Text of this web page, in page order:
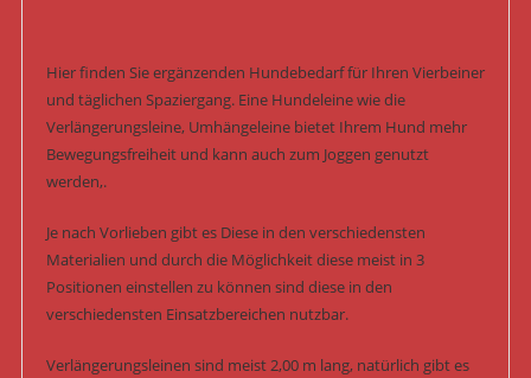
Hier finden Sie ergänzenden Hundebedarf für Ihren Vierbeiner
und täglichen Spaziergang. Eine Hundeleine wie die
Verlängerungsleine, Umhängeleine bietet Ihrem Hund mehr
Bewegungsfreiheit und kann auch zum Joggen genutzt
werden,.
Je nach Vorlieben gibt es Diese in den verschiedensten
Materialien und durch die Möglichkeit diese meist in 3
Positionen einstellen zu können sind diese in den
verschiedensten Einsatzbereichen nutzbar.
Verlängerungsleinen sind meist 2,00 m lang, natürlich gibt es